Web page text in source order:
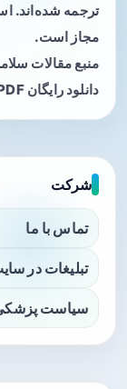
ترجمه شده‌اند.
مجاز است.
منبع مقالات
دانلود رایگان PDF کتاب‌های پزشکی.
شرکت
تماس با ما
تبلیغات در
سیاست